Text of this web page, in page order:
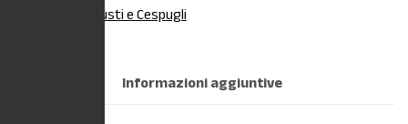
Arbusti e Cespugli
Informazioni aggiuntive